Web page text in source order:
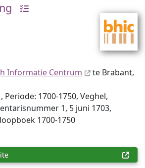
Informatie Centrum
te Brabant,
Periode: 1700-1750, Veghel,
1, 5 juni 1703,
1700-1750